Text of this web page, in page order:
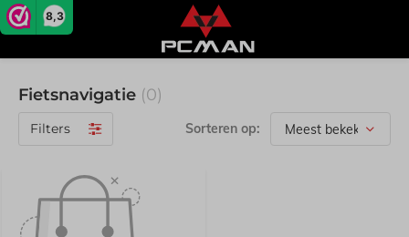
8,3
Fietsnavigatie (0)
Filters Sorteren op: